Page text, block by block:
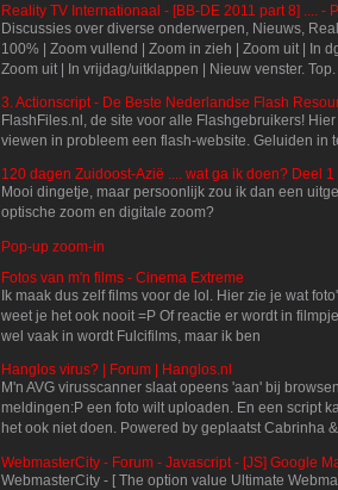
Reality TV Internationaal - [BB-DE 2011 part 8] .... -
Discussies over diverse onderwerpen, Nieuws,
100% | Zoom vullend | Zoom in zieh | Zoom uit | In
Zoom uit | In vrijdag/uitklappen | Nieuw venster.
3. Actionscript - De Beste Nederlandse Flash
FlashFiles.nl, de site voor alle Flashgebruikers!
viewen in probleem een flash-website. Geluiden in
120 dagen Zuidoost-Azië .... wat ga ik doen? Deel 1
Mooi dingetje, maar persoonlijk zou ik dan een
optische zoom en digitale zoom?
Pop-up zoom-in
Fotos van m'n films - Cinema Extreme
Ik maak dus zelf films voor de lol. Hier zie je wat
weet je het ook nooit =P Of reactie er wordt in
wel vaak in wordt Fulcifilms, maar ik ben
Hanglos virus? | Forum | Hanglos.nl
M'n AVG virusscanner slaat opeens 'aan' bij
meldingen:P een foto wilt uploaden. En een script
het ook niet doen. Powered by geplaatst Cabrinha
WebmasterCity - Forum - Javascript - [JS] Google
WebmasterCity - [ The option value Ultimate